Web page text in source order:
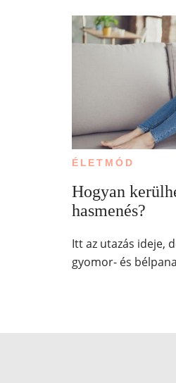
ÉLETMÓD
Hogyan
hasmenés?
Itt az utazás ideje,
gyomor- és